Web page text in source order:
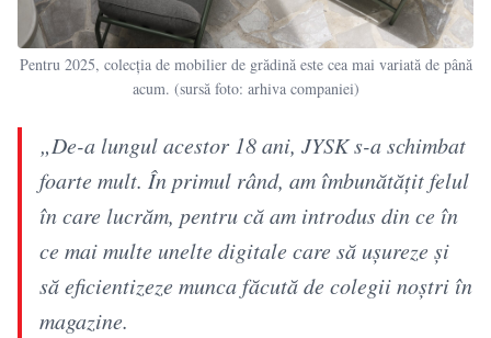
Pentru 2025, colecția de mobilier de grădină este cea mai variată de până
acum. (sursă foto: arhiva companiei)
„De-a lungul acestor 18 ani, JYSK s-a schimbat
foarte mult. În primul rând, am îmbunătățit felul
în care lucrăm, pentru că am introdus din ce în
ce mai multe unelte digitale care să ușureze și
să eficientizeze munca făcută de colegii noștri în
magazine.